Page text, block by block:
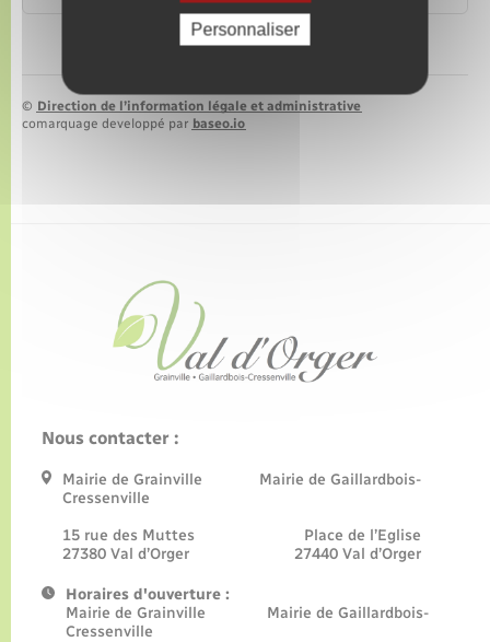
© Direction de l’information légale et administrative
comarquage developpé par baseo.io
Nous contacter :
Mairie de Grainville Mairie de Gaillardbois-
Cressenville
15 rue des Muttes Place de l’Eglise
27380 Val d’Orger 27440 Val d’Orger
Horaires d'ouverture :
Mairie de Grainville Mairie de Gaillardbois-
Cressenville
Personnaliser